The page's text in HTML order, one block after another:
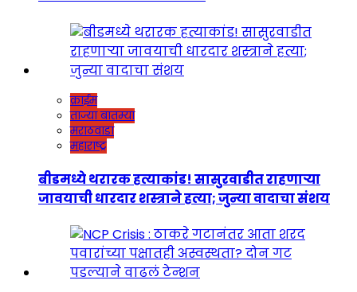
क्राईम
ताज्या बातम्या
मराठवाडा
महाराष्ट्र
बीडमध्ये थरारक हत्याकांड! सासुरवाडीत राहणाऱ्या
जावयाची धारदार शस्त्राने हत्या; जुन्या वादाचा संशय